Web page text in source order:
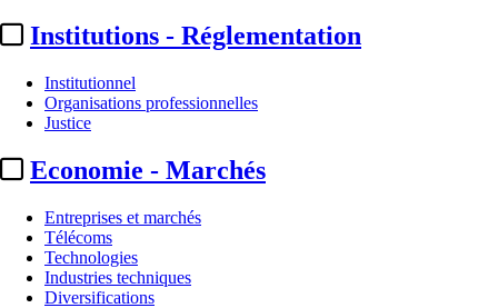
Institutions - Réglementation
Institutionnel
Organisations professionnelles
Justice
Economie - Marchés
Entreprises et marchés
Télécoms
Technologies
Industries techniques
Diversifications